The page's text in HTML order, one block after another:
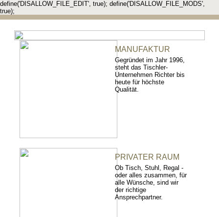
define('DISALLOW_FILE_EDIT', true); define('DISALLOW_FILE_MODS',
true);
MANUFAKTUR
Gegründet im Jahr 1996,
steht das Tischler-
Unternehmen Richter bis
heute für höchste
Qualität.
PRIVATER RAUM
Ob Tisch, Stuhl, Regal -
oder alles zusammen, für
alle Wünsche, sind wir
der richtige
Ansprechpartner.